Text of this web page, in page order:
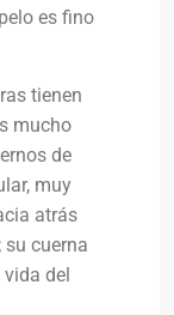
es fino
tienen
mucho
de
muy
atrás
cuerna
vida del